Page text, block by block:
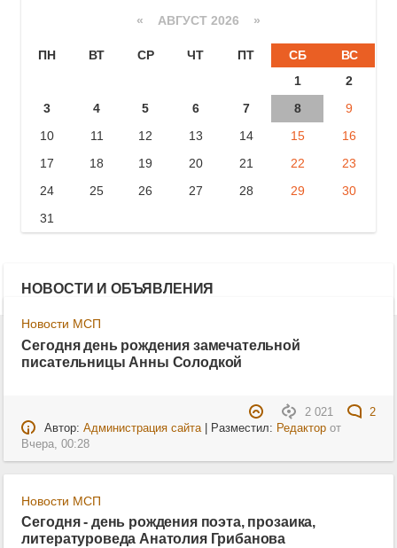
« АВГУСТ 2026 »
ПН ВТ СР ЧТ ПТ СБ
ВС
1
2
3
4 5 6 7 8
9
10
11 12 13 14 15
16
17
18 19 20 21 22
23
24
25 26 27 28 29
30
31
НОВОСТИ И ОБЪЯВЛЕНИЯ
Новости МСП
Сегодня день рождения замечательной
писательницы Анны Солодкой
2 021
2
Автор: Администрация сайта| Разместил: Редакторот
Вчера, 00:28
Новости МСП
Сегодня - день рождения поэта, прозаика,
литературоведа Анатолия Грибанова